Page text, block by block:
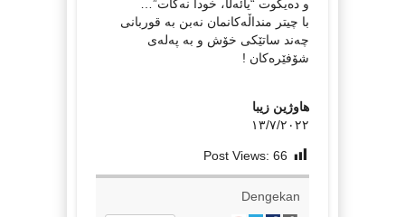
و دەیگوت “یائەڵا، خودا نەکات”…
با چیتر منداڵەکانمان نەبن بە قوربانی
چەند ساتێکی خۆش و بە پەلەی
شۆفێرەکان !
هاوژین زیبا
١٣/٧/٢٠٢٢
Post Views: 66
Dengekan